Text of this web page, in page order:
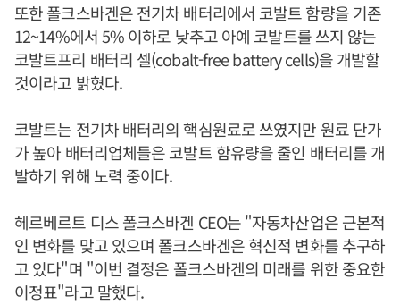
또한 폴크스바겐은 전기차 배터리에서 코발트 함량을 기존
12~14%에서 5% 이하로 낮추고 아예 코발트를 쓰지 않는
코발트프리 배터리 셀(cobalt-free battery cells)을 개발할
것이라고 밝혔다.
코발트는 전기차 배터리의 핵심원료로 쓰였지만 원료 단가
가 높아 배터리업체들은 코발트 함유량을 줄인 배터리를 개
발하기 위해 노력 중이다.
헤르베르트 디스 폴크스바겐 CEO는 "자동차산업은 근본적
인 변화를 맞고 있으며 폴크스바겐은 혁신적 변화를 추구하
고 있다"며 "이번 결정은 폴크스바겐의 미래를 위한 중요한
이정표"라고 말했다.